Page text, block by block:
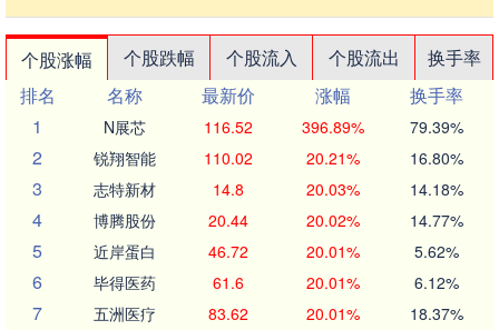
个股涨幅 个股跌幅 个股流入 个股流出
换手率
排名
名称 最新价 涨幅
换手率
1
N展芯 116.52 396.89% 79.39%
2 锐翔智能 110.02 20.21% 16.80%
3 志特新材 14.8 20.03% 14.18%
4 博腾股份 20.44 20.02% 14.77%
5 近岸蛋白 46.72 20.01% 5.62%
6 毕得医药 61.6 20.01% 6.12%
7 五洲医疗 83.62 20.01% 18.37%